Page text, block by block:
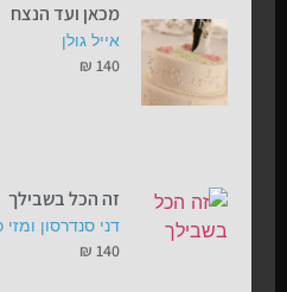
מכאן ועד הנצח
אייל גולן
₪ 140
זה הכל בשבילך
דני סנדרסון ומזי
₪ 140